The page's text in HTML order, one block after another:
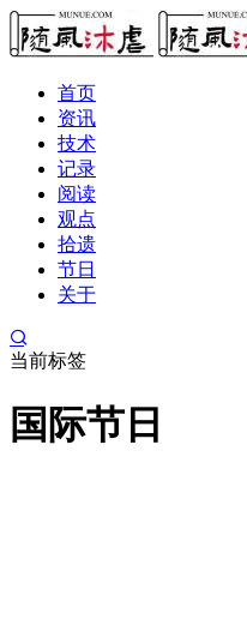
首页
资讯
技术
记录
阅读
观点
拾遗
节日
关于
当前标签
国际节日